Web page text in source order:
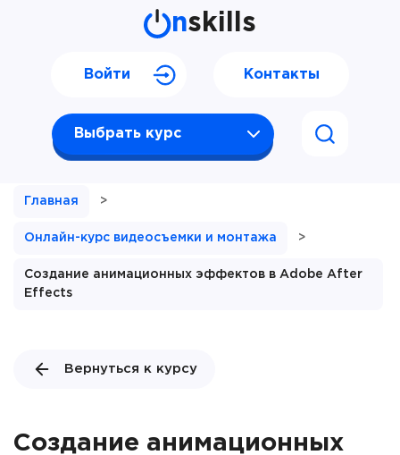
nskills
Выбрать курс
Войти Контакты
Главная >
Онлайн-курс видеосъемки и монтажа >
Создание анимационных эффектов в Adobe After
Effects
Вернуться к курсу
Создание анимационных